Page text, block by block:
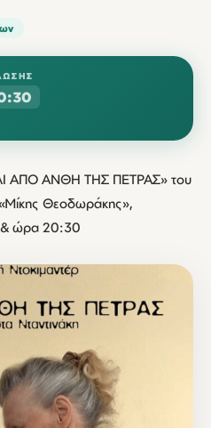
ΑΠΟ ΑΝΘΗ ΤΗΣ ΠΕΤΡΑΣ» του
Θεοδωράκης»,
ώρα 20:30